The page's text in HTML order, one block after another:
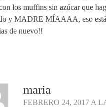
los muffins sin azúcar que
y MADRE MÍAAAA, eso
de nuevo!!
maria
FEBRERO 24, 2017 A